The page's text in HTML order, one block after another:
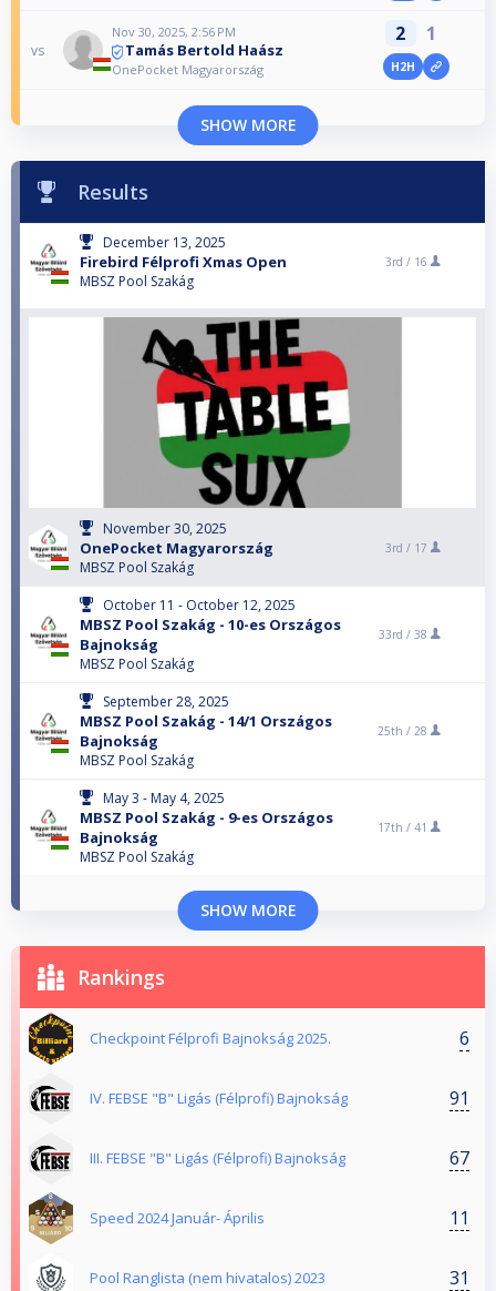
vs
Nov 30, 2025, 2:56 PM
Tamás Bertold Haász
OnePocket Magyarország
2 1
H2H
SHOW MORE
Results
December 13, 2025
Firebird Félprofi Xmas Open
MBSZ Pool Szakág
3rd / 16
November 30, 2025
OnePocket Magyarország
MBSZ Pool Szakág
3rd / 17
October 11 - October 12, 2025
MBSZ Pool Szakág - 10-es Országos
Bajnokság
MBSZ Pool Szakág
33rd / 38
September 28, 2025
MBSZ Pool Szakág - 14/1 Országos
Bajnokság
MBSZ Pool Szakág
25th / 28
May 3 - May 4, 2025
MBSZ Pool Szakág - 9-es Országos
Bajnokság
MBSZ Pool Szakág
17th / 41
SHOW MORE
Rankings
Checkpoint Félprofi Bajnokság 2025. 6
IV. FEBSE "B" Ligás (Félprofi) Bajnokság 91
III. FEBSE "B" Ligás (Félprofi) Bajnokság 67
Speed 2024 Január- Április 11
Pool Ranglista (nem hivatalos) 2023 31